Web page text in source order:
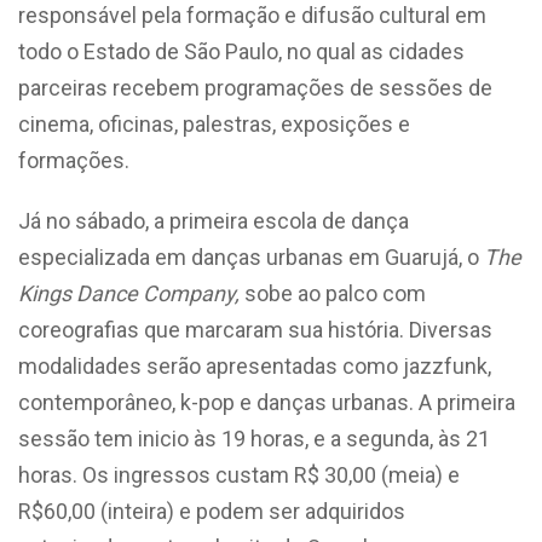
responsável pela formação e difusão cultural em
todo o Estado de São Paulo, no qual as cidades
parceiras recebem programações de sessões de
cinema, oficinas, palestras, exposições e
formações.
Já no sábado, a primeira escola de dança
especializada em danças urbanas em Guarujá, o The
Kings Dance Company, sobe ao palco com
coreografias que marcaram sua história. Diversas
modalidades serão apresentadas como jazzfunk,
contemporâneo, k-pop e danças urbanas. A primeira
sessão tem inicio às 19 horas, e a segunda, às 21
horas. Os ingressos custam R$ 30,00 (meia) e
R$60,00 (inteira) e podem ser adquiridos